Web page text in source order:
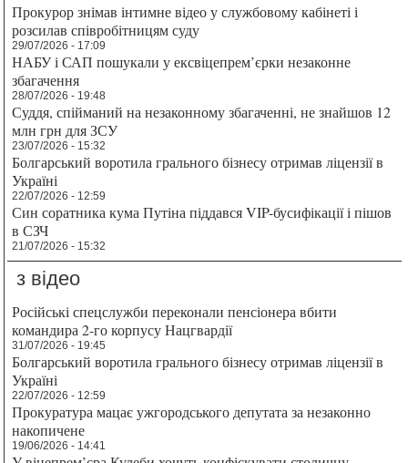
Прокурор знімав інтимне відео у службовому кабінеті і
розсилав співробітницям суду
29/07/2026 - 17:09
НАБУ і САП пошукали у ексвіцепрем’єрки незаконне
збагачення
28/07/2026 - 19:48
Суддя, спійманий на незаконному збагаченні, не знайшов 12
млн грн для ЗСУ
23/07/2026 - 15:32
Болгарський воротила грального бізнесу отримав ліцензії в
Україні
22/07/2026 - 12:59
Син соратника кума Путіна піддався VIP-бусифікації і пішов
в СЗЧ
21/07/2026 - 15:32
з відео
Російські спецслужби переконали пенсіонера вбити
командира 2-го корпусу Нацгвардії
31/07/2026 - 19:45
Болгарський воротила грального бізнесу отримав ліцензії в
Україні
22/07/2026 - 12:59
Прокуратура мацає ужгородського депутата за незаконно
накопичене
19/06/2026 - 14:41